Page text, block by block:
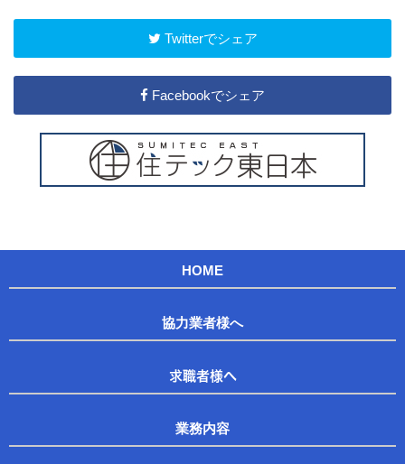
Twitterでシェア
Facebookでシェア
HOME
協力業者様へ
求職者様へ
業務内容